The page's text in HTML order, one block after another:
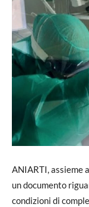
ANIARTI, assieme
un documento
condizioni di